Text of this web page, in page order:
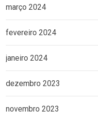
março 2024
fevereiro 2024
janeiro 2024
dezembro 2023
novembro 2023